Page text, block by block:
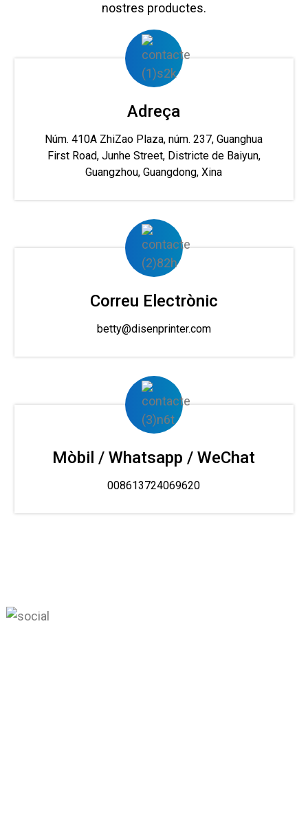
nostres productes.
Adreça
Núm. 410A ZhiZao Plaza, núm. 237, Guanghua
First Road, Junhe Street, Districte de Baiyun,
Guangzhou, Guangdong, Xina
Correu Electrònic
betty@disenprinter.com
Mòbil / Whatsapp / WeChat
008613724069620